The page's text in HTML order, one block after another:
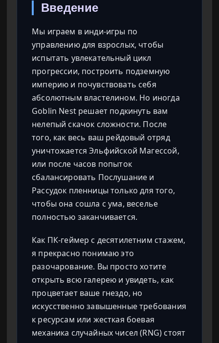
Введение
Мы играем в инди-игры по
управлению для взрослых, чтобы
испытать увлекательный цикл
прогрессии, построить подземную
империю и почувствовать себя
абсолютным властелином. Но иногда
Goblin Nest решает подкинуть вам
нелепый скачок сложности. После
того, как весь ваш рейдовый отряд
уничтожается Эльфийской Магессой,
или после часов попыток
сбалансировать Послушание и
Рассудок пленницы только для того,
чтобы она сошла с ума, веселье
полностью заканчивается.
Как ПК-геймер с десятилетним стажем,
я прекрасно понимаю это
разочарование. Вы просто хотите
открыть всю галерею и увидеть, как
процветает ваше гнездо, но
искусственно завышенные требования
к ресурсам или жесткая боевая
механика случайных чисел (RNG) стоят